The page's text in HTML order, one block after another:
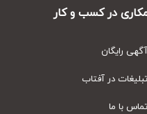
در کسب و کار
رایگان
در آفتاب
با ما